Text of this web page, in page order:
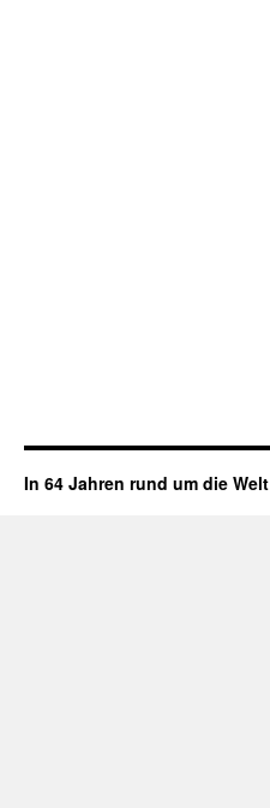
In 64 Jahren rund um die Welt